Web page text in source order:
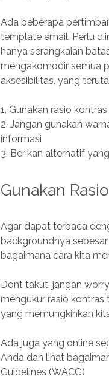
Ada beberapa
template email. Perlu
hanya serangkaian
mengakomodir semua
aksesibilitas, yang
1. Gunakan rasio
2. Jangan gunakan
informasi
3. Berikan alternatif
Gunakan
Agar dapat terbaca
backgroundnya
bagaimana cara kita
Dont takut, jangan
mengukur rasio kontras
yang memungkinkan
Ada juga yang online
Anda dan lihat
Guidelines (WACG)